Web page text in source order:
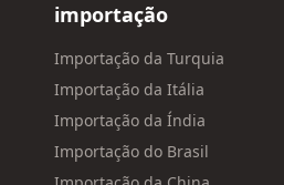
importação
Importação da Turquia
Importação da Itália
Importação da Índia
Importação do Brasil